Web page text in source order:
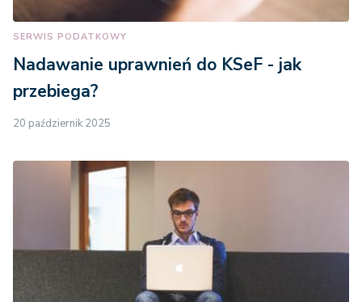
SERWIS PODATKOWY
Nadawanie uprawnień do KSeF - jak
przebiega?
20 październik 2025